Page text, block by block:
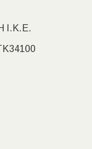
Ι.Κ.Ε.